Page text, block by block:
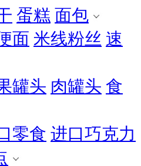
蛋糕 面包
面 米线粉丝 速
罐头 肉罐头 食
零食 进口巧克力